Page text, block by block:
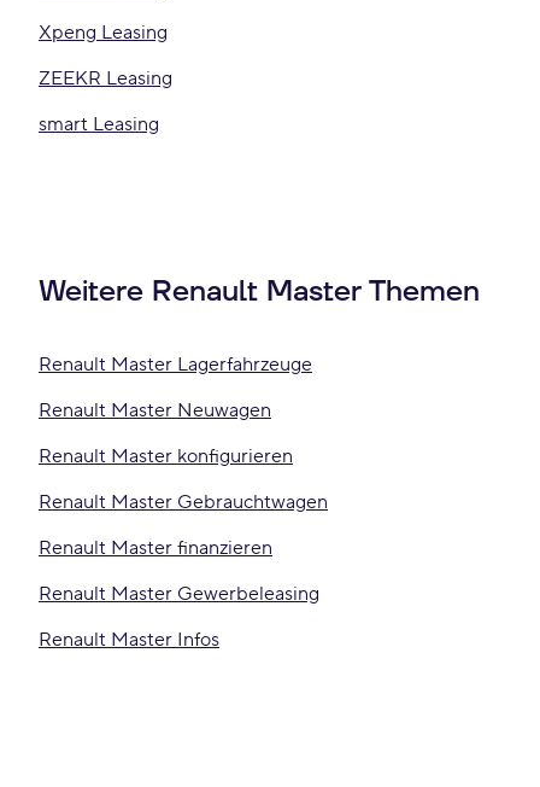
Xpeng Leasing
ZEEKR Leasing
smart Leasing
Weitere Renault Master Themen
Renault Master Lagerfahrzeuge
Renault Master Neuwagen
Renault Master konfigurieren
Renault Master Gebrauchtwagen
Renault Master finanzieren
Renault Master Gewerbeleasing
Renault Master Infos